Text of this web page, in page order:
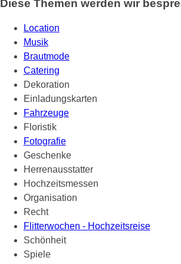
Diese Themen werden wir
Location
Musik
Brautmode
Catering
Dekoration
Einladungskarten
Fahrzeuge
Floristik
Fotografie
Geschenke
Herrenausstatter
Hochzeitsmessen
Organisation
Recht
Flitterwochen - Hochzeitsreise
Schönheit
Spiele